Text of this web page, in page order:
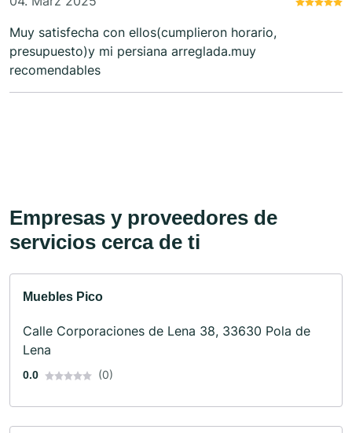
Muy satisfecha con ellos(cumplieron horario,
presupuesto)y mi persiana arreglada.muy
recomendables
Empresas y proveedores de
servicios cerca de ti
Muebles Pico
Calle Corporaciones de Lena 38, 33630 Pola de
Lena
0.0 (0)